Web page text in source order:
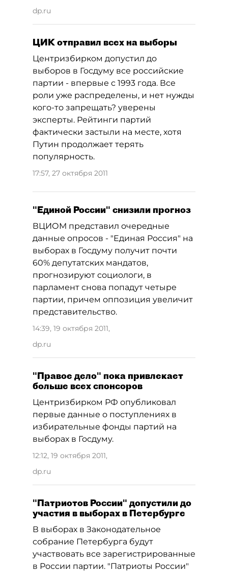
dp.ru
ЦИК отправил всех на выборы
Центризбирком допустил до
выборов в Госдуму все российские
партии - впервые с 1993 года. Все
роли уже распределены, и нет нужды
кого-то запрещать? уверены
эксперты. Рейтинги партий
фактически застыли на месте, хотя
Путин продолжает терять
популярность.
17:57, 27 октября 2011
"Единой России" снизили прогноз
ВЦИОМ представил очередные
данные опросов - "Единая Россия" на
выборах в Госдуму получит почти
60% депутатских мандатов,
прогнозируют социологи, в
парламент снова попадут четыре
партии, причем оппозиция увеличит
представительство.
14:39, 19 октября 2011,
dp.ru
"Правое дело" пока привлекает
больше всех спонсоров
Центризбирком РФ опубликовал
первые данные о поступлениях в
избирательные фонды партий на
выборах в Госдуму.
12:12, 19 октября 2011,
dp.ru
"Патриотов России" допустили до
участия в выборах в Петербурге
В выборах в Законодательное
собрание Петербурга будут
участвовать все зарегистрированные
в России партии. "Патриоты России"